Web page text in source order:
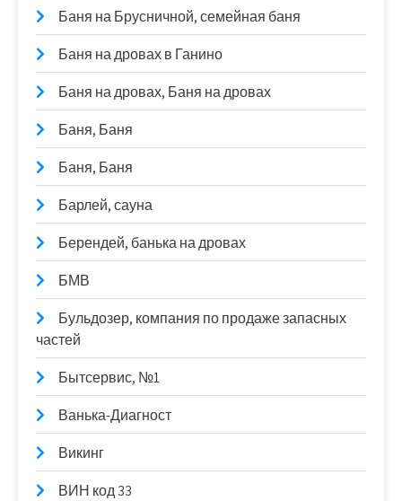
Баня на Брусничной, семейная баня
Баня на дровах в Ганино
Баня на дровах, Баня на дровах
Баня, Баня
Баня, Баня
Барлей, сауна
Берендей, банька на дровах
БМВ
Бульдозер, компания по продаже запасных
частей
Бытсервис, №1
Ванька-Диагност
Викинг
ВИН код 33